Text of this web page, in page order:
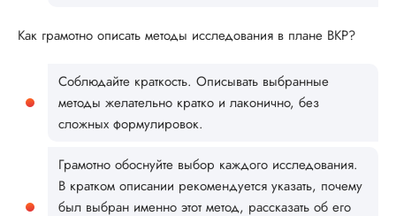
Как грамотно описать методы исследования в плане ВКР?
Соблюдайте краткость. Описывать выбранные
методы желательно кратко и лаконично, без
сложных формулировок.
Грамотно обоснуйте выбор каждого исследования.
В кратком описании рекомендуется указать, почему
был выбран именно этот метод, рассказать об его